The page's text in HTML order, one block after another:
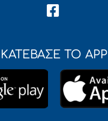
ΚΑΤΕΒΑΣΕ ΤΟ APP